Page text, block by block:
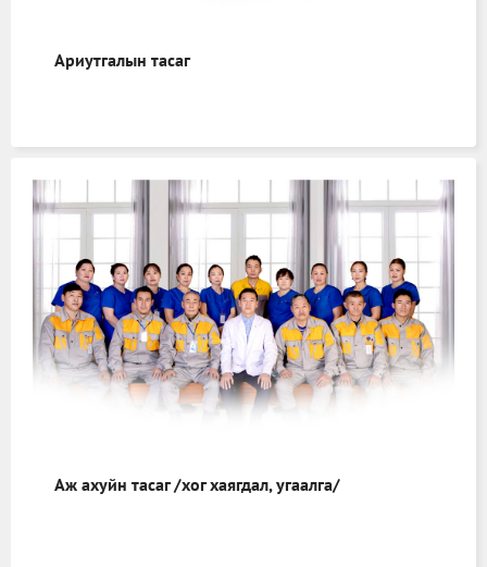
Ариутгалын тасаг
Аж ахуйн тасаг /хог хаягдал, угаалга/